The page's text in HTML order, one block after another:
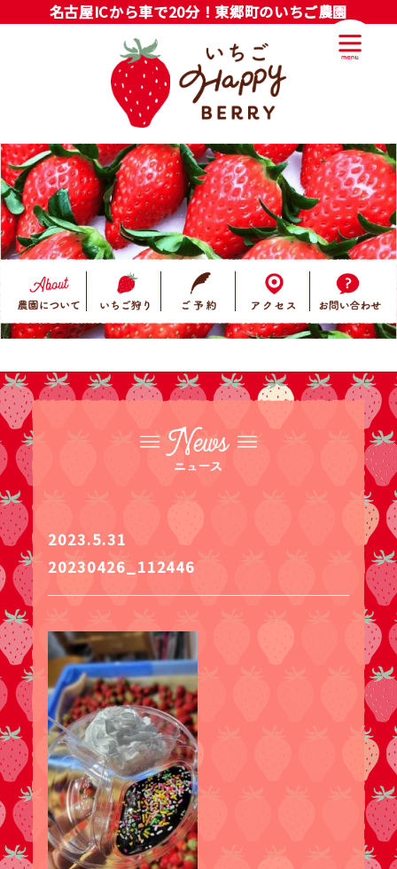
名古屋ICから車で20分！東郷町のいちご農園
2023.5.31
20230426_112446